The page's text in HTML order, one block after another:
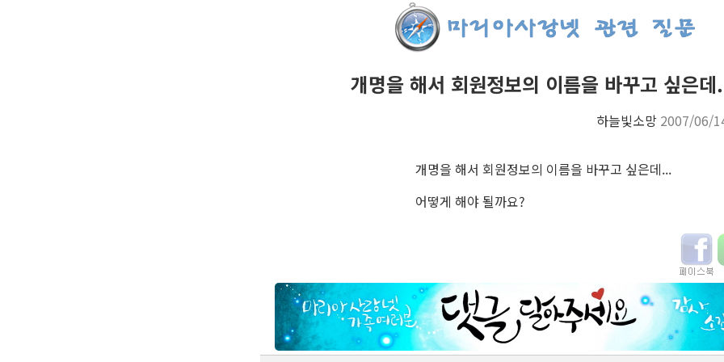
개명을 해서 회원정보의 이름을 바꾸고 싶은
하늘빛소망 2007/06/
개명을 해서 회원정보의 이름을 바꾸고 싶은데...
어떻게 해야 될까요?